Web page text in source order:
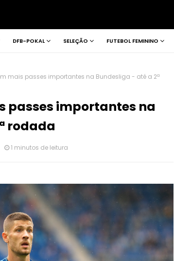
DFB-POKAL SELEÇÃO FUTEBOL FEMININO
mais passes importantes na Bundesliga - até a 2ª
passes importantes na
rodada
1 minutos de leitura